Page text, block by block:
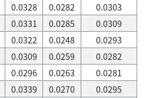
0.0328 0.0282
0.0303
0.0331 0.0285
0.0309
0.0322 0.0248
0.0293
0.0309 0.0259
0.0282
0.0296 0.0263
0.0281
0.0339 0.0270
0.0295